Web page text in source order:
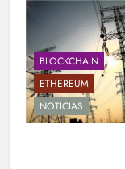
BLOCKCHAIN
ETHEREUM
NOTICIAS